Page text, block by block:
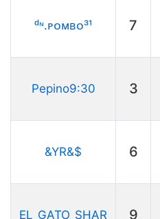
ᵈᶰ.ㅤᴘᴏᴍʙᴏ³¹ 7
Pepino9:30 3
&YR&$ 6
EL_GATO_SHAR 9